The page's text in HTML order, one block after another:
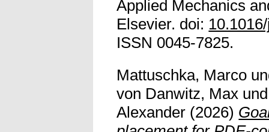
Applied Mechanics
Elsevier. doi:
ISSN 0045-7825.
Mattuschka, Marco
von Danwitz, Max
Alexander (2026)